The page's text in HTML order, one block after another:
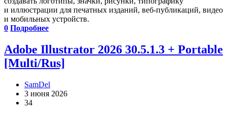
и иллюстрации для печатных изданий, веб-публикаций, видео
и мобильных устройств.
0 Подробнее
Adobe Illustrator 2026 30.5.1.3 + Portable
[Multi/Rus]
SamDel
3 июня 2026
34